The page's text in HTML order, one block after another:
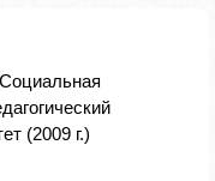
(2009 г.)